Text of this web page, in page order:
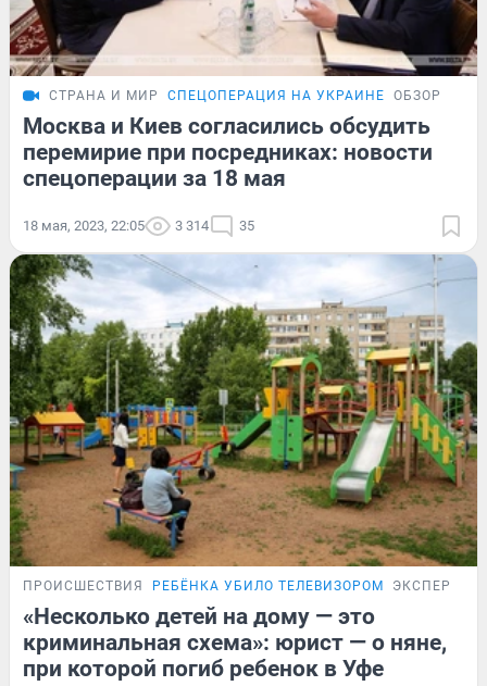
СТРАНА И МИР СПЕЦОПЕРАЦИЯ НА УКРАИНЕ ОБЗОР
Москва и Киев согласились обсудить
перемирие при посредниках: новости
спецоперации за 18 мая
18 мая, 2023, 22:05 3 314 35
ПРОИСШЕСТВИЯ РЕБЁНКА УБИЛО ТЕЛЕВИЗОРОМ
«Несколько детей на дому — это
криминальная схема»: юрист — о няне,
при которой погиб ребенок в Уфе